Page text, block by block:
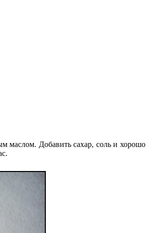
маслом. Добавить сахар, соль и хорошо